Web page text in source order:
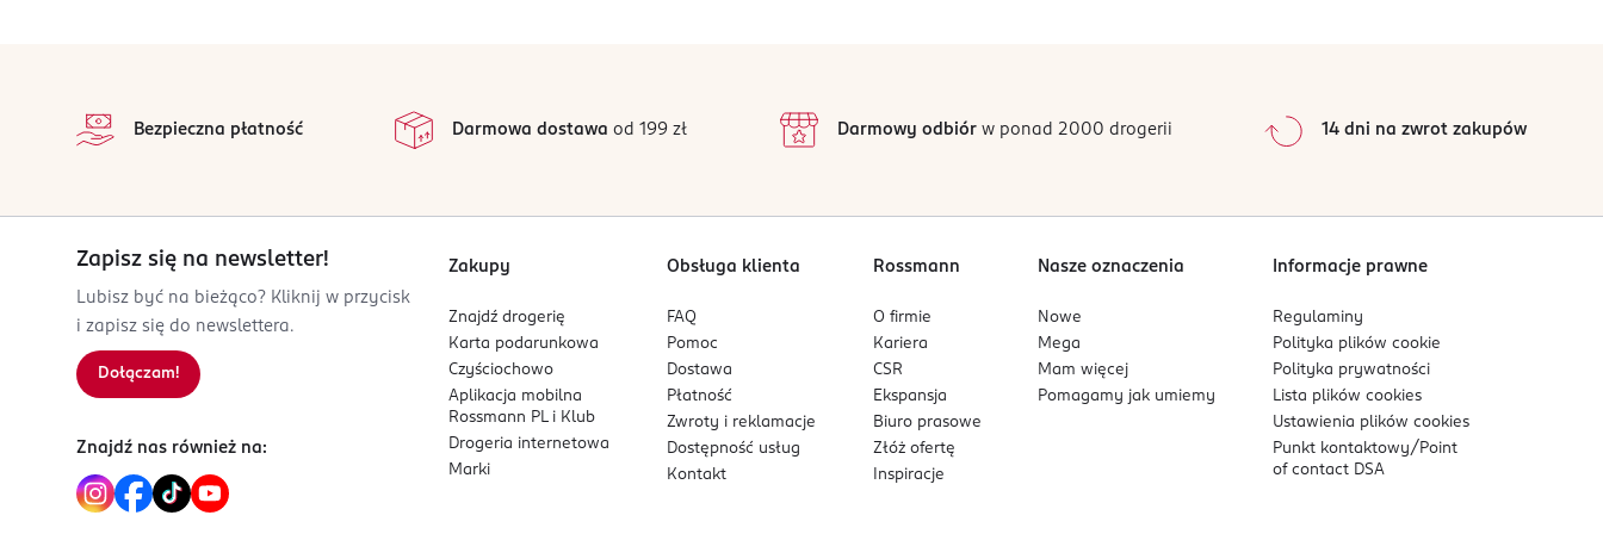
Skwalan
PL-Polska
5 900116 093291
2
1
0%
Sortowanie wgdata: od najnowszej
Bezpieczna płatność Darmowa dostawa od 199 zł Darmowy odbiórw ponad 2000 drogerii 14 dni na zwrot zakupów
Zapisz się na newsletter!
Lubisz być na bieżąco? Kliknij w przycisk
i zapisz się do newslettera.
Dołączam!
Znajdź nas również na:
Zakupy
Znajdź drogerię
Karta podarunkowa
Czyściochowo
Aplikacja mobilna
Rossmann PL i Klub
Drogeria internetowa
Marki
Obsługa klienta
FAQ
Pomoc
Dostawa
Płatność
Zwroty i reklamacje
Dostępność usług
Kontakt
Rossmann
O firmie
Kariera
CSR
Ekspansja
Biuro prasowe
Złóż ofertę
Inspiracje
Nasze oznaczenia
Nowe
Mega
Mam więcej
Pomagamy jak umiemy
Informacje prawne
Regulaminy
Polityka plikówcookie
Polityka prywatności
Lista plikówcookies
Ustawienia plikówcookies
Punkt kontaktowy/ Point
of contact DSA